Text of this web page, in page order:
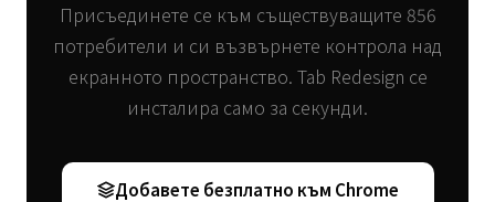
Присъединете се към съществуващите 856
потребители и си възвърнете контрола над
екранното пространство. Tab Redesign се
инсталира само за секунди.
Добавете безплатно към Chrome